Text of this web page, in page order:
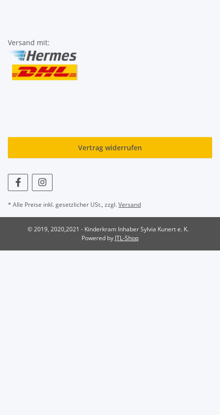
Versand mit:
Vertrag widerrufen
* Alle Preise inkl. gesetzlicher USt., zzgl.Versand
© 2019, 2020,2021 - Kinderkram Inhaber Sylvia Kunert e. K.
Powered by JTL-Shop